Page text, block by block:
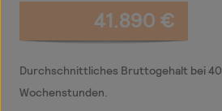
41.890 €
Durchschnittliches Bruttogehalt bei 40
Wochenstunden.